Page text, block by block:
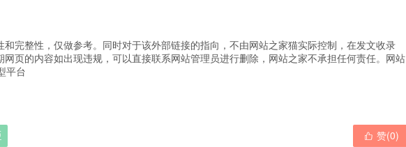
完整性，仅做参考。同时对于该外部链接的指向，不由网站之家猫实际控制，在发文收录
页的内容如出现违规，可以直接联系网站管理员进行删除，网站之家不承担任何责任。 网站
平台
 赞(0)